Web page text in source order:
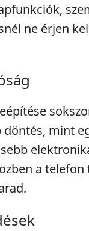
ne érjen
mint
a telefon